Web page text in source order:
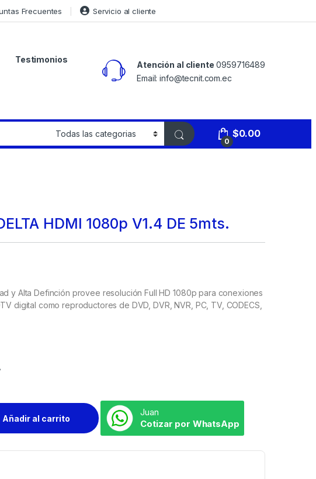
Frecuentes Servicio al cliente
Testimonios
Atención al cliente 0959716489
Email: info@tecnit.com.ec
0
$0.00
HDMI 1080p V1.4 DE 5mts.
y Alta Definción provee resolución Full HD 1080p para conexiones
digital como reproductores de DVD, DVR, NVR, PC, TV, CODECS,
Añadir al carrito
Juan
Cotizar por WhatsApp